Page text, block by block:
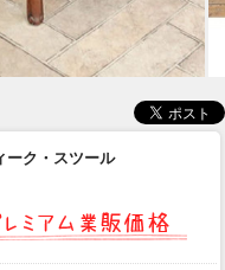
ク・スツール